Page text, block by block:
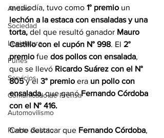
Andino
Sociedad
Legislatura
Funes
Servicios
Comunicado de Prensa
Automovilismo
Puerto Gaboto
mediodía, tuvo como 1° premio un
lechón a la estaca con ensaladas y una
torta, del que resultó ganador Mauro
Castillo con el cupón N° 998. El 2°
premio fue dos pollos con ensalada,
que se llevó Ricardo Suárez con el N°
805 y el 3° premio era un pollo con
ensalada, que ganó Fernando Córdoba
con el N° 416.
Cabe destacar que Fernando Córdoba,